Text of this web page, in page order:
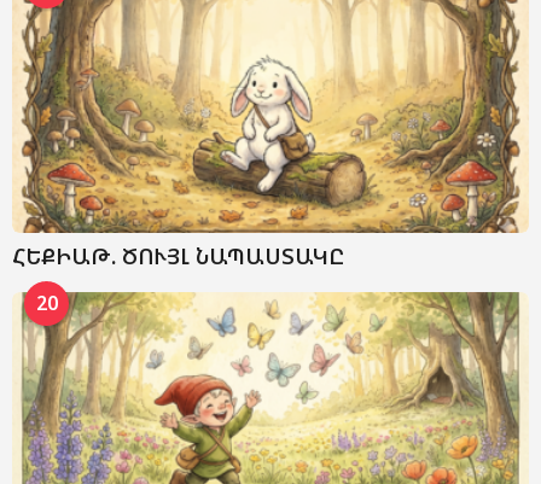
ՀԵՔԻԱԹ. ԾՈՒՅԼ ՆԱՊԱՍՏԱԿԸ
20